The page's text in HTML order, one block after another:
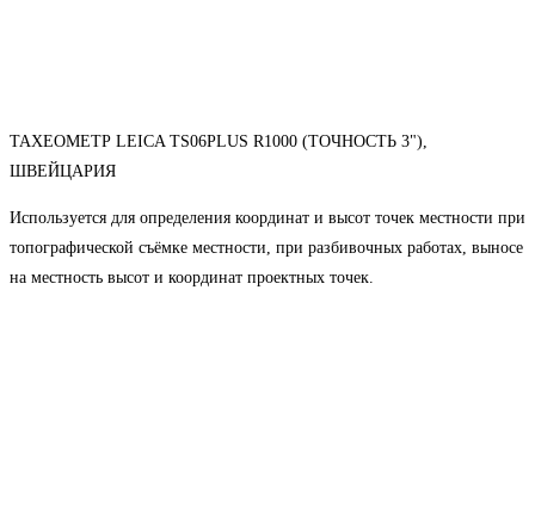
ТАХЕОМЕТР LEICA TS06PLUS R1000 (ТОЧНОСТЬ 3"),
ШВЕЙЦАРИЯ
Используется для определения координат и высот точек местности при
топографической съёмке местности, при разбивочных работах, выносе
на местность высот и координат проектных точек.